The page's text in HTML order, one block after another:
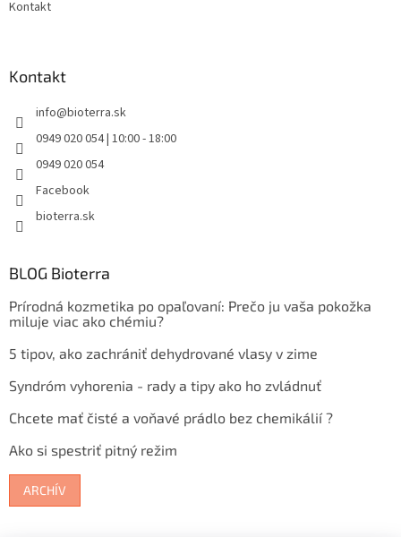
Kontakt
Kontakt
info@bioterra.sk
0949 020 054 | 10:00 - 18:00
0949 020 054
Facebook
bioterra.sk
BLOG Bioterra
Prírodná kozmetika po opaľovaní: Prečo ju vaša pokožka
miluje viac ako chémiu?
5 tipov, ako zachrániť dehydrované vlasy v zime
Syndróm vyhorenia - rady a tipy ako ho zvládnuť
Chcete mať čisté a voňavé prádlo bez chemikálií ?
Ako si spestriť pitný režim
ARCHÍV